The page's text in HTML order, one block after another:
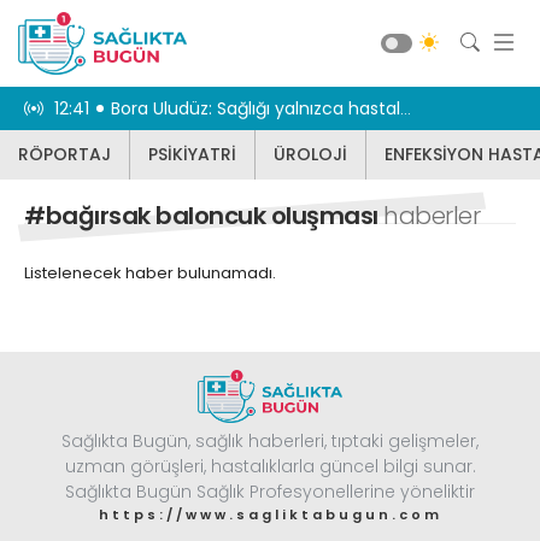
12:41 Bora Uludüz: Sağlığı yalnızca hastalıkların tedavisiyle sınırlı görmüyoruz
RÖPORTAJ
PSİKİYATRİ ÜROLOJİ ENFEKSİYON
#bağırsak baloncuk oluşması haberler
Listelenecek haber bulunamadı.
Sağlıkta Bugün, sağlık haberleri, tıptaki gelişmeler,
uzman görüşleri, hastalıklarla güncel bilgi sunar.
Sağlıkta Bugün Sağlık Profesyonellerine yöneliktir
https://www.sagliktabugun.com
RÖPORTAJ
ENFEKSİYON HASTALIKLARI
KBB
DİĞER
DİŞ HEKİMLİĞİ
BEYİN VE SİNİR CERRAHİSİ
KARDİYOLOJİ
Güncel